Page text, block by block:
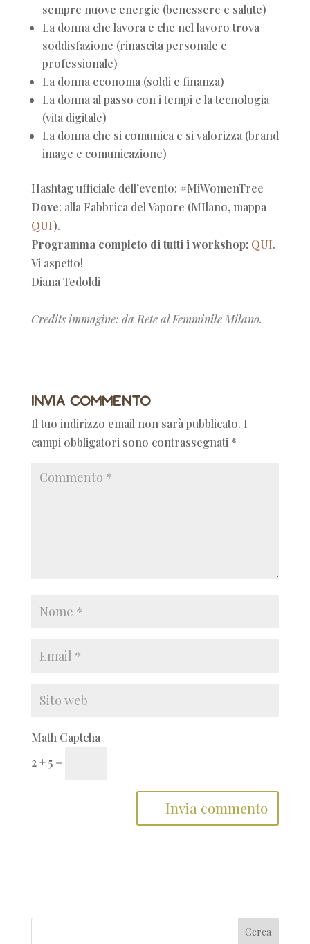
sempre nuove energie (benessere e salute)
La donna che lavora e che nel lavoro trova
soddisfazione (rinascita personale e
professionale)
La donna economa (soldi e finanza)
La donna al passo con i tempi e la tecnologia
(vita digitale)
La donna che si comunica e si valorizza (brand
image e comunicazione)
Hashtag ufficiale dell’evento: #MiWomenTree
Dove: alla Fabbrica del Vapore (MIlano, mappa
QUI).
Programma completo di tutti i workshop: QUI.
Vi aspetto!
Diana Tedoldi
Credits immagine: da Rete al Femminile Milano.
Invia commento
Il tuo indirizzo email non sarà pubblicato. I
campi obbligatori sono contrassegnati *
Math Captcha
2 + 5 =